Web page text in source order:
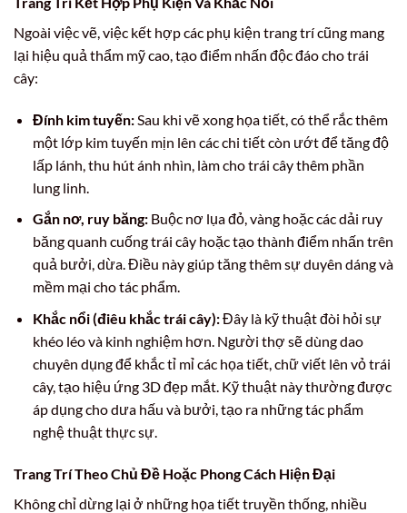
Ngoài việc vẽ, việc kết hợp các phụ kiện trang trí cũng mang
lại hiệu quả thẩm mỹ cao, tạo điểm nhấn độc đáo cho trái
cây:
Đính kim tuyến:Sau khi vẽ xong họa tiết, có thể rắc thêm
một lớp kim tuyến mịn lên các chi tiết còn ướt để tăng độ
lấp lánh, thu hút ánh nhìn, làm cho trái cây thêm phần
lung linh.
Gắn nơ, ruy băng:Buộc nơ lụa đỏ, vàng hoặc các dải ruy
băng quanh cuống trái cây hoặc tạo thành điểm nhấn trên
quả bưởi, dừa. Điều này giúp tăng thêm sự duyên dáng và
mềm mại cho tác phẩm.
Khắc nổi (điêu khắc trái cây):Đây là kỹ thuật đòi hỏi sự
khéo léo và kinh nghiệm hơn. Người thợ sẽ dùng dao
chuyên dụng để khắc tỉ mỉ các họa tiết, chữ viết lên vỏ trái
cây, tạo hiệu ứng 3D đẹp mắt. Kỹ thuật này thường được
áp dụng cho dưa hấu và bưởi, tạo ra những tác phẩm
nghệ thuật thực sự.
Trang Trí Theo Chủ Đề Hoặc Phong Cách Hiện Đại
Không chỉ dừng lại ở những họa tiết truyền thống, nhiều